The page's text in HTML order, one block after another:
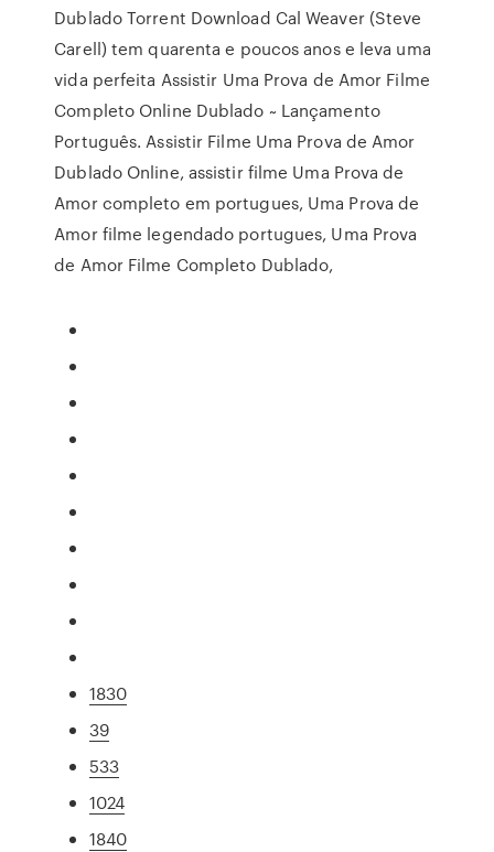
Dublado Torrent Download Cal Weaver (Steve
Carell) tem quarenta e poucos anos e leva uma
vida perfeita Assistir Uma Prova de Amor Filme
Completo Online Dublado ~ Lançamento
Português. Assistir Filme Uma Prova de Amor
Dublado Online, assistir filme Uma Prova de
Amor completo em portugues, Uma Prova de
Amor filme legendado portugues, Uma Prova
de Amor Filme Completo Dublado,
1830
39
533
1024
1840